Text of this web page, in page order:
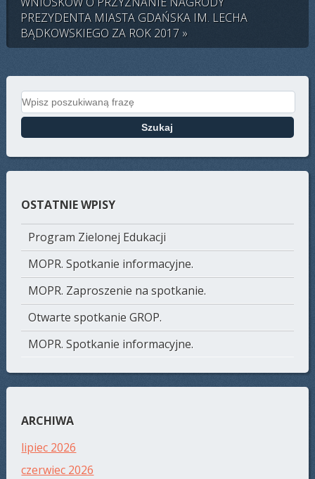
PREZYDENTA MIASTA GDAŃSKA IM. LECHA
BĄDKOWSKIEGO ZA ROK 2017 »
Search for:
OSTATNIE WPISY
Program Zielonej Edukacji
MOPR. Spotkanie informacyjne.
MOPR. Zaproszenie na spotkanie.
Otwarte spotkanie GROP.
MOPR. Spotkanie informacyjne.
ARCHIWA
lipiec 2026
czerwiec 2026